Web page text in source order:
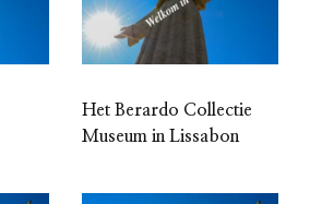
Het Berardo Collectie
Museum in Lissabon